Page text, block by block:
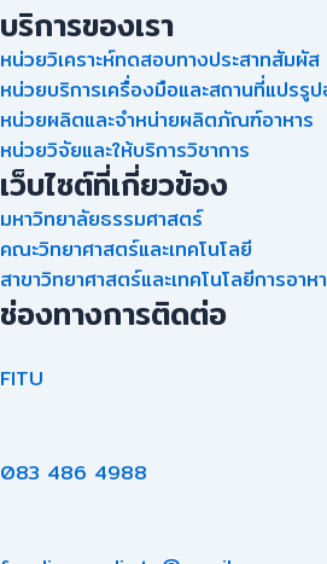
บริการของเรา
หน่วยวิเคราะห์ทดสอบทางประสาทสัมผัส
หน่วยบริการเครื่องมือและสถานที่แปรรูป
หน่วยผลิตและจำหน่ายผลิตภัณฑ์อาหาร
หน่วยวิจัยและให้บริการวิชาการ
เว็บไซต์ที่เกี่ยวข้อง
มหาวิทยาลัยธรรมศาสตร์
คณะวิทยาศาสตร์และเทคโนโลยี
สาขาวิทยาศาสตร์และเทคโนโลยีการอาห
ช่องทางการติดต่อ
FITU
083 486 4988